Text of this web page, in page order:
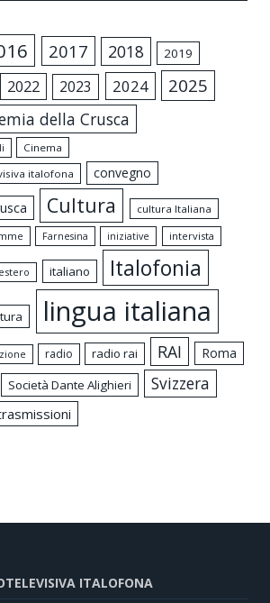
2017 2018 2019
2022 2023 2024 2025
della Crusca
Cinema
italofona
convegno
Cultura
cultura Italiana
Farnesina iniziative intervista
italiano Italofonia
lingua italiana
radio radio rai RAI
Roma
Società Dante Alighieri Svizzera
ITALOFONA